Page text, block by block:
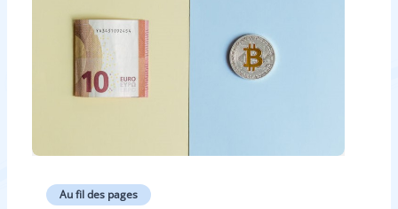
Au fil des pages